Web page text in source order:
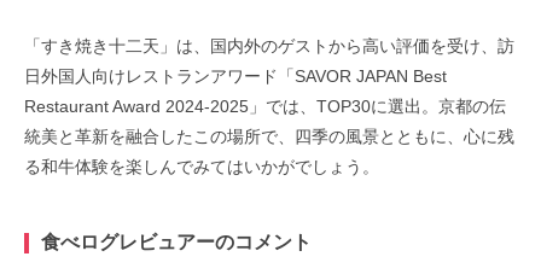
「すき焼き十二天」は、国内外のゲストから高い評価を受け、訪
日外国人向けレストランアワード「SAVOR JAPAN Best
Restaurant Award 2024-2025」では、TOP30に選出。京都の伝
統美と革新を融合したこの場所で、四季の風景とともに、心に残
る和牛体験を楽しんでみてはいかがでしょう。
食べログレビュアーのコメント